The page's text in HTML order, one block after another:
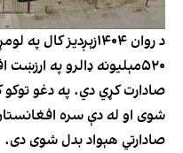
د روان ۱۴۰۴زېږدیز
۵۲۰مېلیونه ډالرو په
صادارت کړي دي. په دغو
شوی او له دې سره
صادارتي هېواد بدل شوی دی.